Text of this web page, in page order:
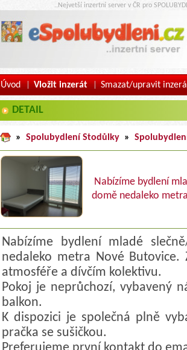
..Nejvetší inzertní server v ČR pro
Úvod | Vložit inzerát | Smazat/upravit
DETAIL
» Spolubydlení Stodůlky »
Nabízíme bydlení
domě nedaleko
Nabízíme bydlení mladé
nedaleko metra Nové Butovice.
atmosféře a dívčím kolektivu.
Pokoj je neprůchozí, vybavený
balkon.
K dispozici je společná plně
pračka se sušičkou.